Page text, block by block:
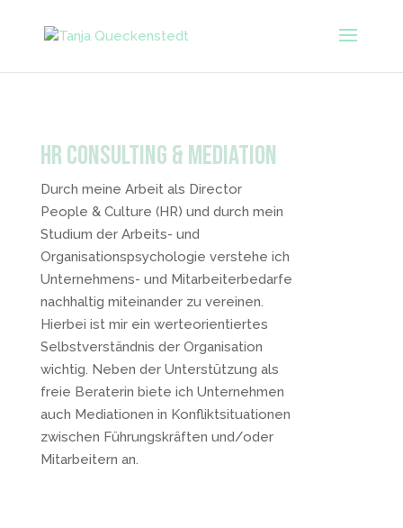
HR Consulting & Mediation
Durch meine Arbeit als Director
People & Culture (HR) und durch mein
Studium der Arbeits- und
Organisationspsychologie verstehe ich
Unternehmens- und Mitarbeiterbedarfe
nachhaltig miteinander zu vereinen.
Hierbei ist mir ein werteorientiertes
Selbstverständnis der Organisation
wichtig. Neben der Unterstützung als
freie Beraterin biete ich Unternehmen
auch Mediationen in Konfliktsituationen
zwischen Führungskräften und/oder
Mitarbeitern an.